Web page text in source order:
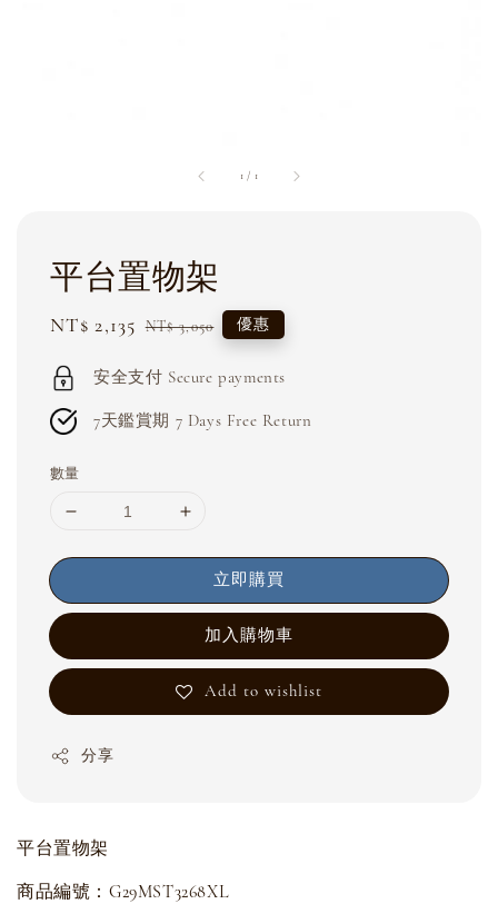
1 / 1
平台置物架
Sale
NT$ 2,135 Regular
NT$ 3,050 優惠
安全支付 Secure payments
7天鑑賞期 7 Days Free Return
數量
立即購買
加入購物車
Add to wishlist
分享
平台置物架
商品編號：G29MST3268XL